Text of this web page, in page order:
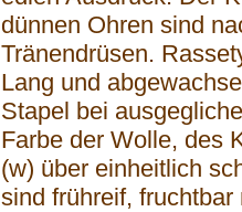
dünnen Ohren sind
Tränendrüsen.
Lang und
Stapel bei
Farbe der Wolle, des
(w) über einheitlich
sind frühreif,